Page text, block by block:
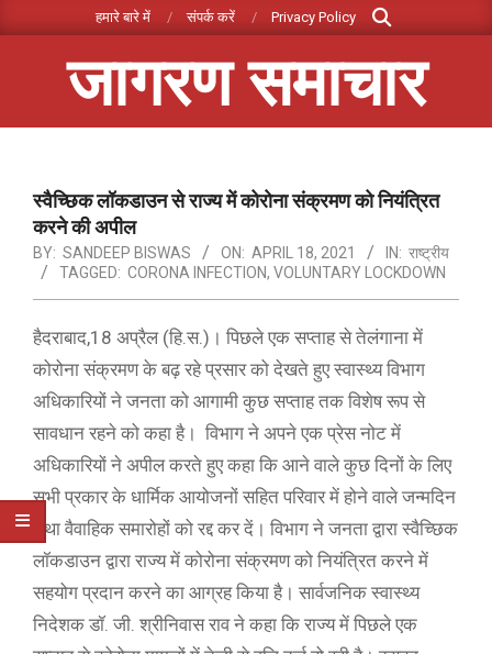
to
हमारे बारे में संपर्क करें Privacy Policy
Search
जागरण समाचार
Menuस्वैच्छिक लॉकडाउन से राज्य में कोरोना संक्रमण को नियंत्रित
करने की अपील
BY: SANDEEP BISWAS ON: APRIL 18, 2021 IN: राष्ट्रीय
TAGGED: CORONA INFECTION, VOLUNTARY LOCKDOWN
हैदराबाद,18 अप्रैल (हि.स.)। पिछले एक सप्ताह से तेलंगाना में
कोरोना संक्रमण के बढ़ रहे प्रसार को देखते हुए स्वास्थ्य विभाग
अधिकारियों ने जनता को आगामी कुछ सप्ताह तक विशेष रूप से
सावधान रहने को कहा है। विभाग ने अपने एक प्रेस नोट में
अधिकारियों ने अपील करते हुए कहा कि आने वाले कुछ दिनों के लिए
सभी प्रकार के धार्मिक आयोजनों सहित परिवार में होने वाले जन्मदिन
तथा वैवाहिक समारोहों को रद्द कर दें। विभाग ने जनता द्वारा स्वैच्छिक
लॉकडाउन द्वारा राज्य में कोरोना संक्रमण को नियंत्रित करने में
सहयोग प्रदान करने का आग्रह किया है। सार्वजनिक स्वास्थ्य
निदेशक डॉ. जी. श्रीनिवास राव ने कहा कि राज्य में पिछले एक